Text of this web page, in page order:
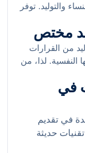
والتوليد. توفر
واختصاصيي
مختص
من القرارات
النفسية. لذا، من
تساعد في اتخاذ
في
في تقديم
حديثة